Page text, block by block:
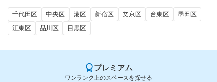
千代田区 中央区 港区 新宿区 文京区 台東区
墨田区
江東区
品川区 目黒区
プレミアム
ワンランク上のスペースを探せる